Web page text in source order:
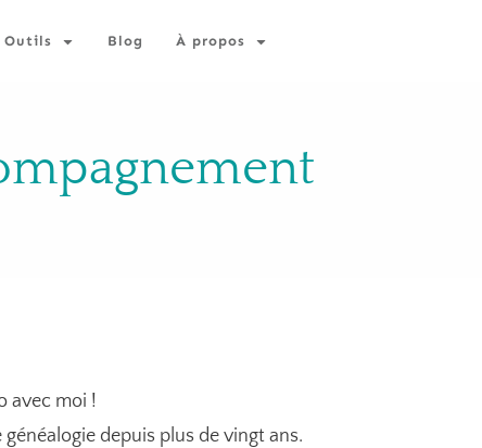
Outils Blog À propos
avec moi !
depuis plus de vingt ans.